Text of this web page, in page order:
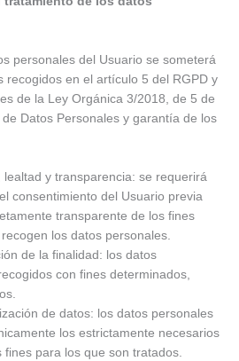
personales del Usuario se someterá
recogidos en el artículo 5 del RGPD y
de la Ley Orgánica 3/2018, de 5 de
Datos Personales y garantía de los
lealtad y transparencia: se requerirá
consentimiento del Usuario previa
transparente de los fines
los datos personales.
de la finalidad: los datos
con fines determinados,
de datos: los datos personales
los estrictamente necesarios
fines para los que son tratados.